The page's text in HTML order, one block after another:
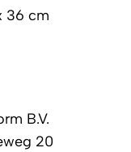
36 cm
B.V.
20